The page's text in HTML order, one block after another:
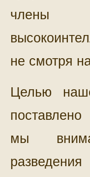
члены
не смотря
Целью
мы